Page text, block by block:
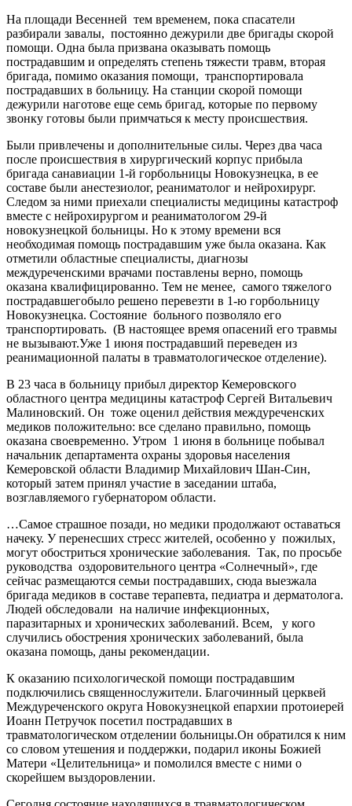
На площади Весенней тем временем, пока спасатели
разбирали завалы, постоянно дежурили две бригады скорой
помощи. Одна была призвана оказывать помощь
пострадавшим и определять степень тяжести травм, вторая
бригада, помимо оказания помощи, транспортировала
пострадавших в больницу. На станции скорой помощи
дежурили наготове еще семь бригад, которые по первому
звонку готовы были примчаться к месту происшествия.
Были привлечены и дополнительные силы. Через два часа
после происшествия в хирургический корпус прибыла
бригада санавиации 1-й горбольницы Новокузнецка, в ее
составе были анестезиолог, реаниматолог и нейрохирург.
Следом за ними приехали специалисты медицины катастроф
вместе с нейрохирургом и реаниматологом 29-й
новокузнецкой больницы. Но к этому времени вся
необходимая помощь пострадавшим уже была оказана. Как
отметили областные специалисты, диагнозы
междуреченскими врачами поставлены верно, помощь
оказана квалифицированно. Тем не менее, самого тяжелого
пострадавшегобыло решено перевезти в 1-ю горбольницу
Новокузнецка. Состояние больного позволяло его
транспортировать. (В настоящее время опасений его травмы
не вызывают.Уже 1 июня пострадавший переведен из
реанимационной палаты в травматологическое отделение).
В 23 часа в больницу прибыл директор Кемеровского
областного центра медицины катастроф Сергей Витальевич
Малиновский. Он тоже оценил действия междуреченских
медиков положительно: все сделано правильно, помощь
оказана своевременно. Утром 1 июня в больнице побывал
начальник департамента охраны здоровья населения
Кемеровской области Владимир Михайлович Шан-Син,
который затем принял участие в заседании штаба,
возглавляемого губернатором области.
…Самое страшное позади, но медики продолжают оставаться
начеку. У перенесших стресс жителей, особенно у пожилых,
могут обостриться хронические заболевания. Так, по просьбе
руководства оздоровительного центра «Солнечный», где
сейчас размещаются семьи пострадавших, сюда выезжала
бригада медиков в составе терапевта, педиатра и дерматолога.
Людей обследовали на наличие инфекционных,
паразитарных и хронических заболеваний. Всем, у кого
случились обострения хронических заболеваний, была
оказана помощь, даны рекомендации.
К оказанию психологической помощи пострадавшим
подключились священнослужители. Благочинный церквей
Междуреченского округа Новокузнецкой епархии протоиерей
Иоанн Петручок посетил пострадавших в
травматологическом отделении больницы.Он обратился к ним
со словом утешения и поддержки, подарил иконы Божией
Матери «Целительница» и помолился вместе с ними о
скорейшем выздоровлении.